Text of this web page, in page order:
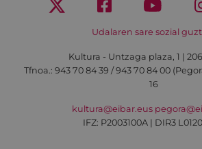
Udalaren sare sozial
Kultura - Untzaga plaza, 1 |
Tfnoa.: 943 70 84 39 / 943 70 84 00
16
kultura@eibar.eus
IFZ: P2003100A | DIR3